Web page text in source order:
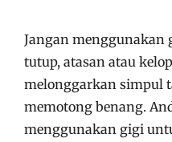
Jangan menggunakan
tutup, atasan atau
melonggarkan simpul
memotong benang.
menggunakan gigi